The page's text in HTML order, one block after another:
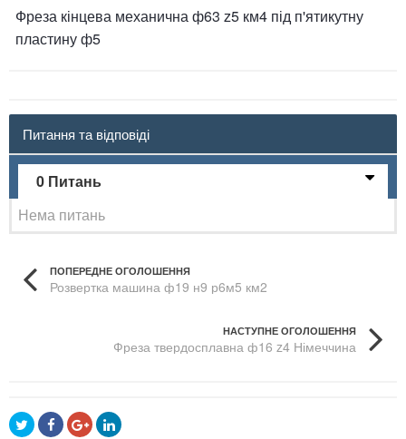
Фреза кінцева механична ф63 z5 км4 під п'ятикутну
пластину ф5
Питання та відповіді
0 Питань
Нема питань
ПОПЕРЕДНЕ ОГОЛОШЕННЯ
Розвертка машина ф19 н9 р6м5 км2
НАСТУПНЕ ОГОЛОШЕННЯ
Фреза твердосплавна ф16 z4 Німеччина